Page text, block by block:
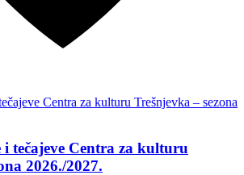
tečajeve Centra za kulturu
2026./2027.